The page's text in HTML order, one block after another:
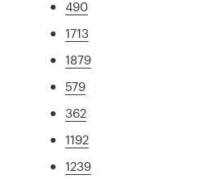
490
1713
1879
579
362
1192
1239